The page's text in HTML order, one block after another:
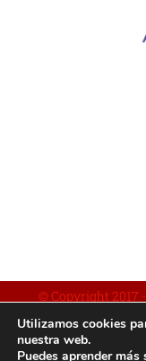
© Copyright 2017 -
Utilizamos cookies
nuestra web.
Puedes aprender